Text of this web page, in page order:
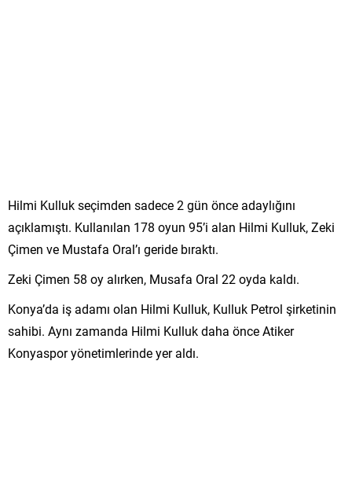
Hilmi Kulluk seçimden sadece 2 gün önce adaylığını
açıklamıştı. Kullanılan 178 oyun 95’i alan Hilmi Kulluk, Zeki
Çimen ve Mustafa Oral’ı geride bıraktı.
Zeki Çimen 58 oy alırken, Musafa Oral 22 oyda kaldı.
Konya’da iş adamı olan Hilmi Kulluk, Kulluk Petrol şirketinin
sahibi. Aynı zamanda Hilmi Kulluk daha önce Atiker
Konyaspor yönetimlerinde yer aldı.